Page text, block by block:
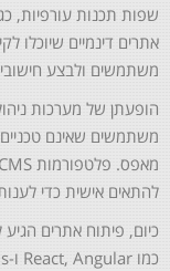
אתרים דינמיים שיוכלו
משתמשים ולבצע
משתמשים שאינם
להתאים אישית כדי
כיום, פיתוח אתרים